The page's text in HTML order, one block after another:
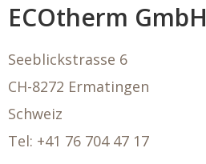
ECOtherm GmbH
Seeblickstrasse 6
CH-8272 Ermatingen
Schweiz
Tel: +41 76 704 47 17